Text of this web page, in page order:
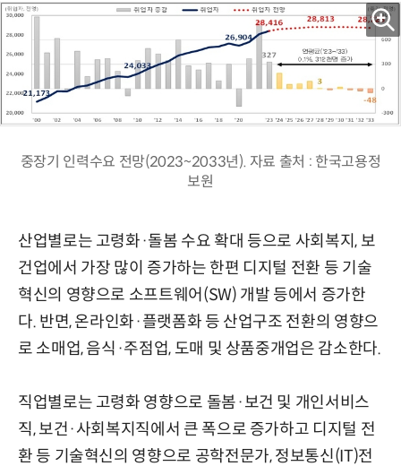
중장기 인력수요 전망(2023~2033년). 자료 출처 : 한국고용정
보원
산업별로는 고령화·돌봄 수요 확대 등으로 사회복지, 보
건업에서 가장 많이 증가하는 한편 디지털 전환 등 기술
혁신의 영향으로 소프트웨어(SW) 개발 등에서 증가한
다. 반면, 온라인화·플랫폼화 등 산업구조 전환의 영향으
로 소매업, 음식·주점업, 도매 및 상품중개업은 감소한다.
직업별로는 고령화 영향으로 돌봄·보건 및 개인서비스
직, 보건·사회복지직에서 큰 폭으로 증가하고 디지털 전
환 등 기술혁신의 영향으로 공학전문가, 정보통신(IT)전